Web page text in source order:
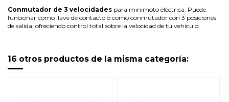
Conmutador de 3 velocidades para minimoto eléctrica. Puede
funcionar como llave de contacto o como conmutador con 3 posiciones
de salida, ofreciendo control total sobre la velocidad de tu vehículo.
16 otros productos de la misma categoría: